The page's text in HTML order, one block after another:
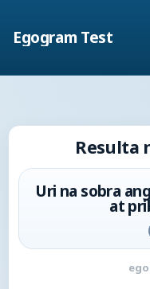
Egogram Test
Resulta
Uri na sobra
at